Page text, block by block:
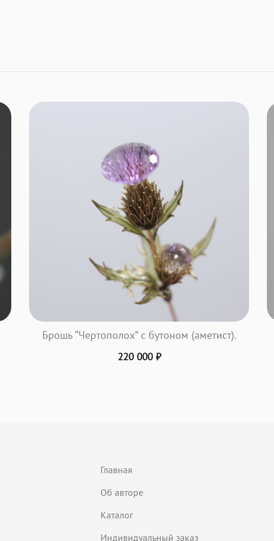
Брошь “Чертополох” с бутоном (аметист).
220 000₽
Главная
Об авторе
Каталог
Индивидуальный заказ